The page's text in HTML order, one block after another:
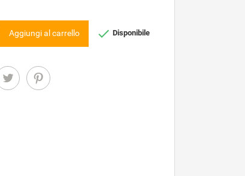
Aggiungi al carrello  Disponibile